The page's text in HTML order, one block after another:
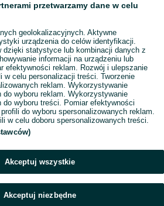
przetwarzamy dane w celu
geolokalizacyjnych. Aktywne
urządzenia do celów identyfikacji.
dzięki statystyce lub kombinacji danych z
informacji na urządzeniu lub
efektywności reklam. Rozwój i ulepszanie
w celu personalizacji treści. Tworzenie
reklam. Wykorzystywanie
do wyboru reklam. Wykorzystywanie
do wyboru treści. Pomiar efektywności
do wyboru spersonalizowanych reklam.
w celu doboru spersonalizowanych treści.
Akceptuj wszystkie
Akceptuj niezbędne